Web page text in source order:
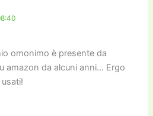
omonimo è presente da
amazon da alcuni anni… Ergo